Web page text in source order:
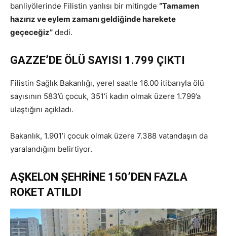
banliyölerinde Filistin yanlısı bir mitingde “Tamamen
hazırız ve eylem zamanı geldiğinde harekete
geçeceğiz” dedi.
GAZZE’DE ÖLÜ SAYISI 1.799 ÇIKTI
Filistin Sağlık Bakanlığı, yerel saatle 16.00 itibarıyla ölü
sayısının 583’ü çocuk, 351’i kadın olmak üzere 1.799’a
ulaştığını açıkladı.
Bakanlık, 1.901’i çocuk olmak üzere 7.388 vatandaşın da
yaralandığını belirtiyor.
AŞKELON ŞEHRİNE 150’DEN FAZLA
ROKET ATILDI